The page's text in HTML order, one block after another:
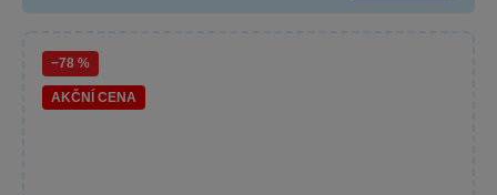
−78 %
AKČNÍ CENA